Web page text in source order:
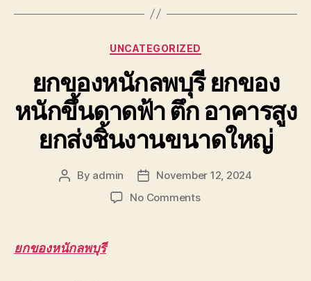
Categories
UNCATEGORIZED
ยกของหนักลพบุรี ยกของ
หนักขึ้นดาดฟ้า ตึก อาคารสูง
ยกส่งชิ้นงานขนาดใหญ่
Post
By admin
Post
date
November 12, 2024
No Commentson
ยกของหนักลพบุรี